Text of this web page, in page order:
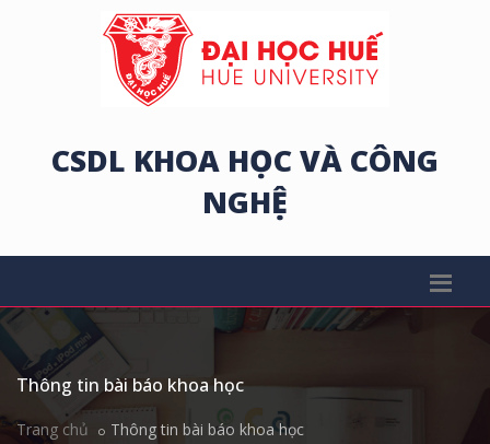
CSDL KHOA HỌC VÀ CÔNG
NGHỆ
Thông tin bài báo khoa học
Trang chủ Thông tin bài báo khoa học